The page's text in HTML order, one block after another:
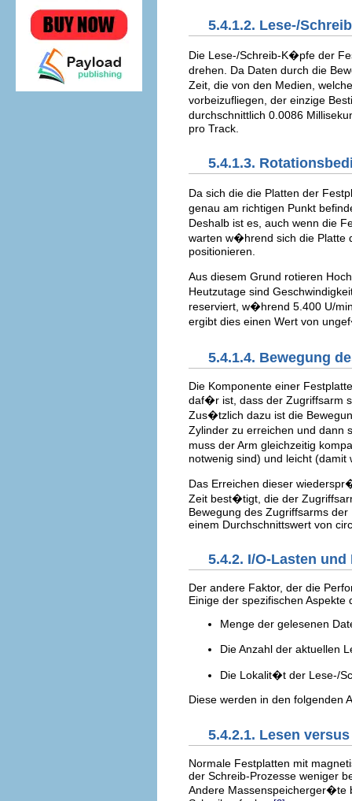
5.4.1.2. Lese-/
Die Lese-/Schreib-K�pfe der
drehen. Da Daten durch die
Zeit, die von den Medien,
vorbeizufliegen, der einzige
durchschnittlich 0.0086
pro Track.
5.4.1.3.
Da sich die die Platten der
genau am richtigen Punkt
Deshalb ist es, auch wenn die
warten w�hrend sich die Platte
positionieren.
Aus diesem Grund rotieren
Heutzutage sind
reserviert, w�hrend 5.400 U/
ergibt dies einen Wert von
5.4.1.4. Bewegung
Die Komponente einer
daf�r ist, dass der Zugriffsarm
Zus�tzlich dazu ist die
Zylinder zu erreichen und
muss der Arm gleichzeitig
notwenig sind) und leicht
Das Erreichen dieser
Zeit best�tigt, die der
Bewegung des Zugriffsarms
einem Durchschnittswert von
5.4.2. I/O-Lasten
Der andere Faktor, der die
Einige der spezifischen Aspekte
Menge der gelesenen
Die Anzahl der aktuellen
Die Lokalit�t der Lese-/
Diese werden in den folgenden
5.4.2.1. Lesen
Normale Festplatten mit
der Schreib-Prozesse weniger
Andere Massenspeicherger�te